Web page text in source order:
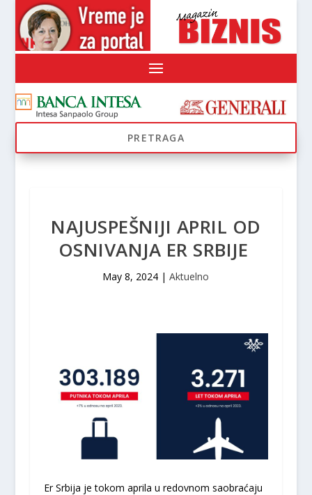
NAJUSPEŠNIJI APRIL OD
OSNIVANJA ER SRBIJE
May 8, 2024 |Aktuelno
Er Srbija je tokom aprila u redovnom saobraćaju